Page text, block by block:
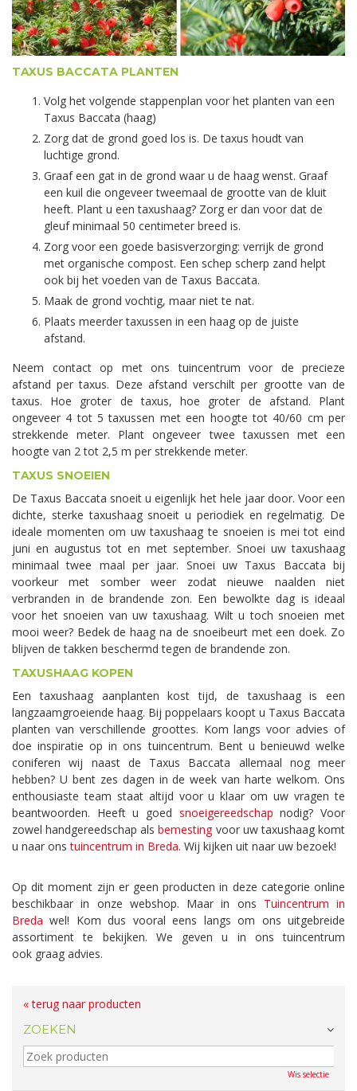
TAXUS BACCATA PLANTEN
Volg het volgende stappenplan voor het planten van een
Taxus Baccata (haag)
Zorg dat de grond goed los is. De taxus houdt van
luchtige grond.
Graaf een gat in de grond waar u de haag wenst. Graaf
een kuil die ongeveer tweemaal de grootte van de kluit
heeft. Plant u een taxushaag? Zorg er dan voor dat de
gleuf minimaal 50 centimeter breed is.
Zorg voor een goede basisverzorging: verrijk de grond
met organische compost. Een schep scherp zand helpt
ook bij het voeden van de Taxus Baccata.
Maak de grond vochtig, maar niet te nat.
Plaats meerder taxussen in een haag op de juiste
afstand.
Neem contact op met ons tuincentrum voor de precieze
afstand per taxus. Deze afstand verschilt per grootte van de
taxus. Hoe groter de taxus, hoe groter de afstand. Plant
ongeveer 4 tot 5 taxussen met een hoogte tot 40/60 cm per
strekkende meter. Plant ongeveer twee taxussen met een
hoogte van 2 tot 2,5 m per strekkende meter.
TAXUS SNOEIEN
De Taxus Baccata snoeit u eigenlijk het hele jaar door. Voor een
dichte, sterke taxushaag snoeit u periodiek en regelmatig. De
ideale momenten om uw taxushaag te snoeien is mei tot eind
juni en augustus tot en met september. Snoei uw taxushaag
minimaal twee maal per jaar. Snoei uw Taxus Baccata bij
voorkeur met somber weer zodat nieuwe naalden niet
verbranden in de brandende zon. Een bewolkte dag is ideaal
voor het snoeien van uw taxushaag. Wilt u toch snoeien met
mooi weer? Bedek de haag na de snoeibeurt met een doek. Zo
blijven de takken beschermd tegen de brandende zon.
TAXUSHAAG KOPEN
Een taxushaag aanplanten kost tijd, de taxushaag is een
langzaamgroeiende haag. Bij poppelaars koopt u Taxus Baccata
planten van verschillende groottes. Kom langs voor advies of
doe inspiratie op in ons tuincentrum. Bent u benieuwd welke
coniferen wij naast de Taxus Baccata allemaal nog meer
hebben? U bent zes dagen in de week van harte welkom. Ons
enthousiaste team staat altijd voor u klaar om uw vragen te
beantwoorden. Heeft u goed snoeigereedschap nodig? Voor
zowel handgereedschap alsbemestingvoor uw taxushaag komt
u naar onstuincentrum in Breda. Wij kijken uit naar uw bezoek!
Op dit moment zijn er geen producten in deze categorie online
beschikbaar in onze webshop. Maar in ons Tuincentrum in
Breda wel! Kom dus vooral eens langs om ons uitgebreide
assortiment te bekijken. We geven u in ons tuincentrum
ook graag advies.
« terug naar producten
ZOEKEN
Wis selectie